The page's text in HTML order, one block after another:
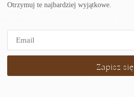
Otrzymuj te najbardziej wyjątkowe.
Zapisz się